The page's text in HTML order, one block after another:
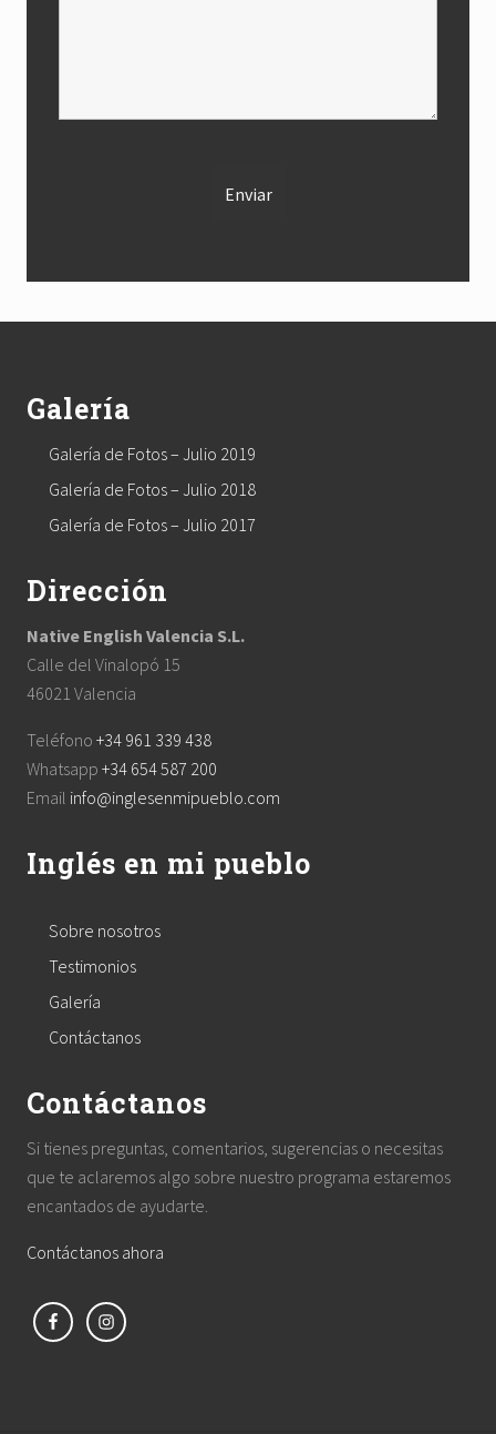
Galería
Galería de Fotos – Julio 2019
Galería de Fotos – Julio 2018
Galería de Fotos – Julio 2017
Dirección
Native English Valencia S.L.
Calle del Vinalopó 15
46021 Valencia
Teléfono +34 961 339 438
Whatsapp +34 654 587 200
Email info@inglesenmipueblo.com
Inglés en mi pueblo
Sobre nosotros
Testimonios
Galería
Contáctanos
Contáctanos
Si tienes preguntas, comentarios, sugerencias o necesitas
que te aclaremos algo sobre nuestro programa estaremos
encantados de ayudarte.
Contáctanos ahora